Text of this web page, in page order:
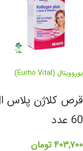
یوروویتال (Eurho Vital)
60 عدد
۴۰۳,۷۰۰ تومان